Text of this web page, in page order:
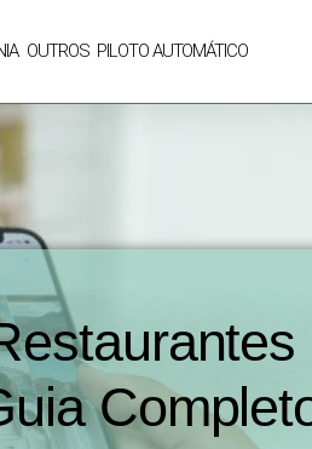
OUTROS PILOTO AUTOMÁTICO